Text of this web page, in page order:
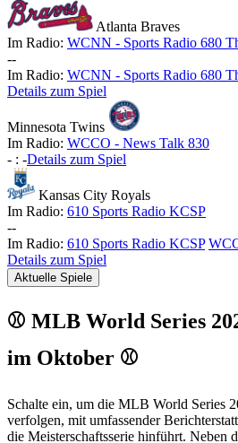
Atlanta Braves
Im Radio: WCNN - Sports Radio 680
--
Im Radio: WCNN - Sports Radio 680
Details zum Spiel
Minnesota Twins
Im Radio: WCCO - News Talk 830
- : -Details zum Spiel
Kansas City Royals
Im Radio: 610 Sports Radio KCSP
--
Im Radio: 610 Sports Radio KCSP
Details zum Spiel
Aktuelle Spiele
⚾ MLB World Series
im Oktober ⚾
Schalte ein, um die MLB World Series
verfolgen, mit umfassender
die Meisterschaftsserie hinführt. Neben